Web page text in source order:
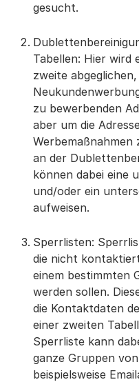
gesucht.
Tabellen: Hier wird
zweite
zu bewerbenden
aber um die
Werbemaßnahmen
an der
können dabei eine
und/oder ein
aufweisen.
Sperrlisten:
die nicht
einem bestimmten
werden sollen.
die Kontaktdaten
einer zweiten
Sperrliste kann
ganze Gruppen
beispielsweise